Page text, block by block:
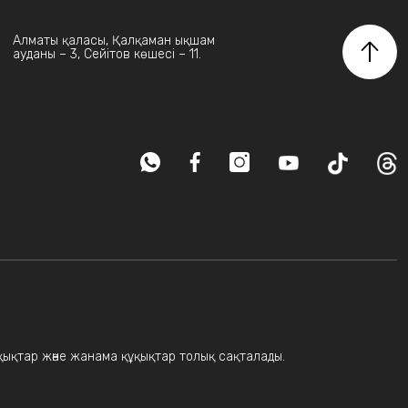
Алматы қаласы, Қалқаман ықшам
ауданы – 3, Сейітов көшесі – 11.
және жанама құқықтар толық сақталады.